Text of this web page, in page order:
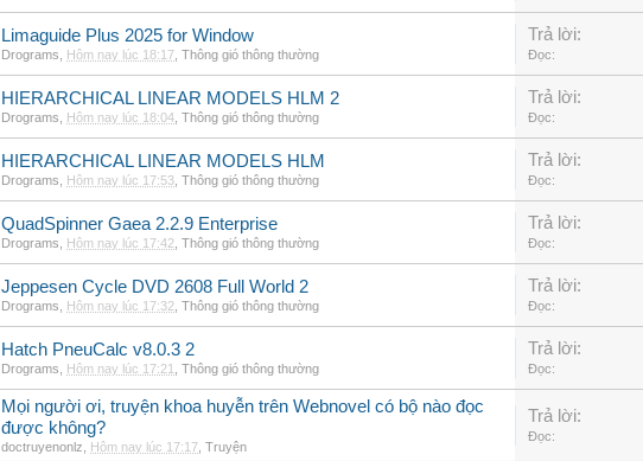
Limaguide Plus 2025 for Window
Drograms Hôm nay lúc 18:17 Thông gió thông thường
Trả lời:
Đọc:
HIERARCHICAL LINEAR MODELS HLM 2
Drograms Hôm nay lúc 18:04 Thông gió thông thường
Trả lời:
Đọc:
HIERARCHICAL LINEAR MODELS HLM
Drograms Hôm nay lúc 17:53 Thông gió thông thường
Trả lời:
Đọc:
QuadSpinner Gaea 2.2.9 Enterprise
Drograms Hôm nay lúc 17:42 Thông gió thông thường
Trả lời:
Đọc:
Jeppesen Cycle DVD 2608 Full World 2
Drograms Hôm nay lúc 17:32 Thông gió thông thường
Trả lời:
Đọc:
Hatch PneuCalc v8.0.3 2
Drograms Hôm nay lúc 17:21 Thông gió thông thường
Trả lời:
Đọc:
Mọi người ơi, truyện khoa huyễn trên Webnovel có bộ nào đọc
được không?
doctruyenonlz Hôm nay lúc 17:17 Truyện
Trả lời:
Đọc: